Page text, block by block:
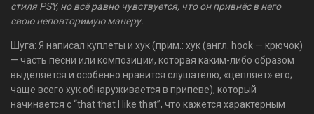
стиля PSY, но всё равно чувствуется, что он привнёс в него
свою неповторимую манеру.
Шуга: Я написал куплеты и хук (прим.: хук (англ. hook — крючок)
— часть песни или композиции, которая каким-либо образом
выделяется и особенно нравится слушателю, «цепляет» его;
чаще всего хук обнаруживается в припеве), который
начинается с “that that I like that”, что кажется характерным